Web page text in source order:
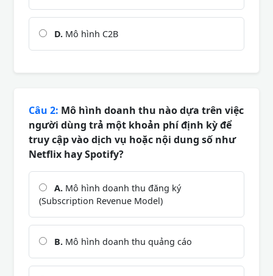
D. Mô hình C2B
Câu 2: Mô hình doanh thu nào dựa trên việc
người dùng trả một khoản phí định kỳ để
truy cập vào dịch vụ hoặc nội dung số như
Netflix hay Spotify?
A. Mô hình doanh thu đăng ký
(Subscription Revenue Model)
B. Mô hình doanh thu quảng cáo